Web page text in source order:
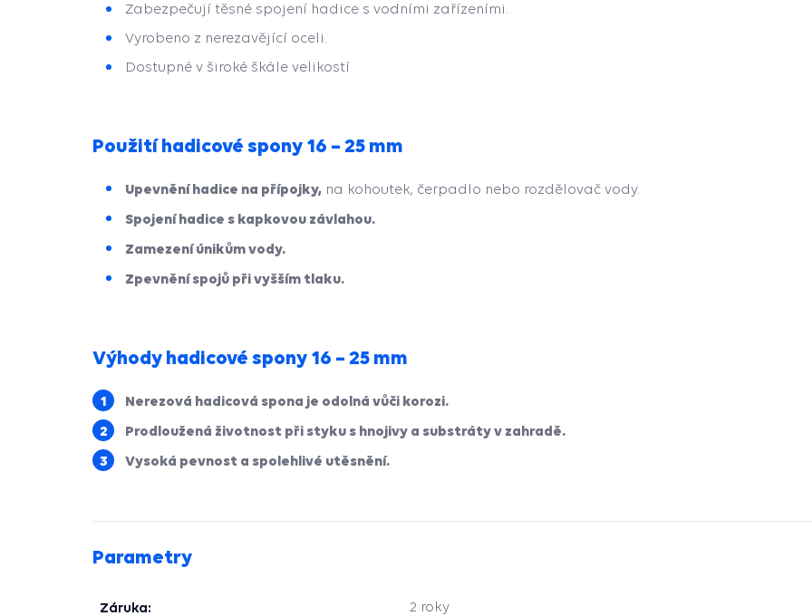
Zabezpečují těsné spojení hadice s vodními zařízeními.
Vyrobeno z nerezavějící oceli.
Dostupné v široké škále velikostí
Použití hadicové spony 16 – 25 mm
Upevnění hadice na přípojky, na kohoutek, čerpadlo nebo rozdělovač vody.
Spojení hadice s kapkovou závlahou.
Zamezení únikům vody.
Zpevnění spojů při vyšším tlaku.
Výhody hadicové spony 16 – 25 mm
Nerezová hadicová spona je odolná vůči korozi.
Prodloužená životnost při styku s hnojivy a substráty v zahradě.
Vysoká pevnost a spolehlivé utěsnění.
Parametry
Záruka: 2 roky